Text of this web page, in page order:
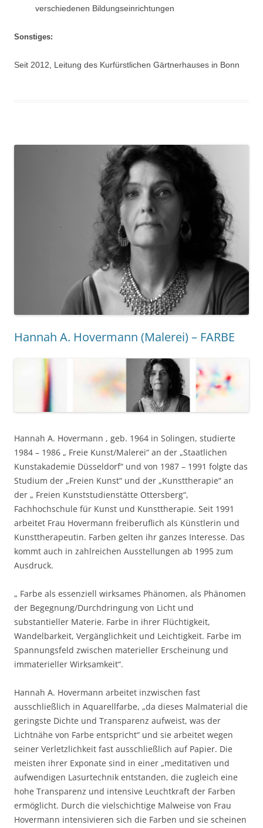
verschiedenen Bildungseinrichtungen
Sonstiges:
Seit 2012, Leitung des Kurfürstlichen Gärtnerhauses in Bonn
Hannah A. Hovermann (Malerei) – FARBE
Hannah A. Hovermann , geb. 1964 in Solingen, studierte
1984 – 1986 „ Freie Kunst/Malerei“ an der „Staatlichen
Kunstakademie Düsseldorf“ und von 1987 – 1991 folgte das
Studium der „Freien Kunst“ und der „Kunsttherapie“ an
der „ Freien Kunststudienstätte Ottersberg“,
Fachhochschule für Kunst und Kunsttherapie. Seit 1991
arbeitet Frau Hovermann freiberuflich als Künstlerin und
Kunsttherapeutin. Farben gelten ihr ganzes Interesse. Das
kommt auch in zahlreichen Ausstellungen ab 1995 zum
Ausdruck.
„ Farbe als essenziell wirksames Phänomen, als Phänomen
der Begegnung/Durchdringung von Licht und
substantieller Materie. Farbe in ihrer Flüchtigkeit,
Wandelbarkeit, Vergänglichkeit und Leichtigkeit. Farbe im
Spannungsfeld zwischen materieller Erscheinung und
immaterieller Wirksamkeit“.
Hannah A. Hovermann arbeitet inzwischen fast
ausschließlich in Aquarellfarbe, „da dieses Malmaterial die
geringste Dichte und Transparenz aufweist, was der
Lichtnähe von Farbe entspricht“ und sie arbeitet wegen
seiner Verletzlichkeit fast ausschließlich auf Papier. Die
meisten ihrer Exponate sind in einer „meditativen und
aufwendigen Lasurtechnik entstanden, die zugleich eine
hohe Transparenz und intensive Leuchtkraft der Farben
ermöglicht. Durch die vielschichtige Malweise von Frau
Hovermann intensivieren sich die Farben und sie scheinen